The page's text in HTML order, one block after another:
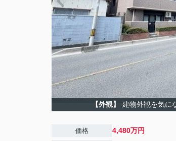
【外観】 建物外観を気に
価格 4,480万円